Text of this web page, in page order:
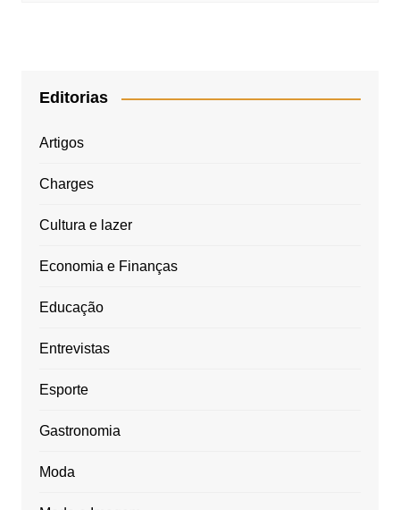
Editorias
Artigos
Charges
Cultura e lazer
Economia e Finanças
Educação
Entrevistas
Esporte
Gastronomia
Moda